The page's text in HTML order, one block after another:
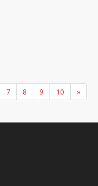
7 8 9 10 »